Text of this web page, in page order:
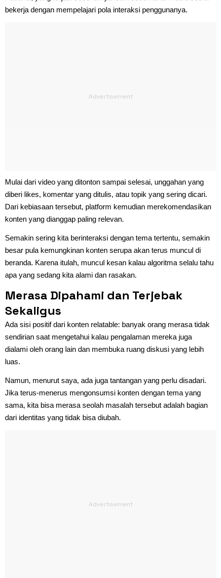
bekerja dengan mempelajari pola interaksi penggunanya.
Mulai dari video yang ditonton sampai selesai, unggahan yang
diberi likes, komentar yang ditulis, atau topik yang sering dicari.
Dari kebiasaan tersebut, platform kemudian merekomendasikan
konten yang dianggap paling relevan.
Semakin sering kita berinteraksi dengan tema tertentu, semakin
besar pula kemungkinan konten serupa akan terus muncul di
beranda. Karena itulah, muncul kesan kalau algoritma selalu tahu
apa yang sedang kita alami dan rasakan.
Merasa Dipahami dan Terjebak
Sekaligus
Ada sisi positif dari konten relatable: banyak orang merasa tidak
sendirian saat mengetahui kalau pengalaman mereka juga
dialami oleh orang lain dan membuka ruang diskusi yang lebih
luas.
Namun, menurut saya, ada juga tantangan yang perlu disadari.
Jika terus-menerus mengonsumsi konten dengan tema yang
sama, kita bisa merasa seolah masalah tersebut adalah bagian
dari identitas yang tidak bisa diubah.